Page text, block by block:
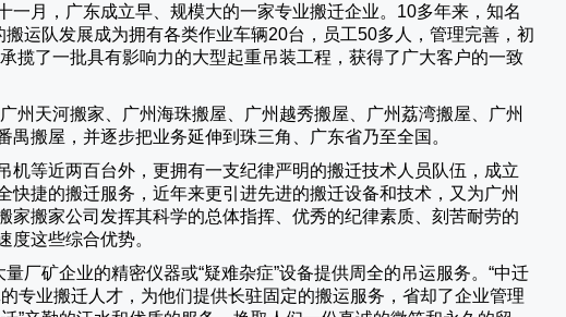
一月，广东成立早、规模大的一家专业搬迁企业。10多年来，知名
搬运队发展成为拥有各类作业车辆20台，员工50多人，管理完善，初
揽了一批具有影响力的大型起重吊装工程，获得了广大客户的一致
州天河搬家、广州海珠搬屋、广州越秀搬屋、广州荔湾搬屋、广州
搬屋，并逐步把业务延伸到珠三角、广东省乃至全国。
机等近两百台外，更拥有一支纪律严明的搬迁技术人员队伍，成立
快捷的搬迁服务，近年来更引进先进的搬迁设备和技术，又为广州
家搬家公司发挥其科学的总体指挥、优秀的纪律素质、刻苦耐劳的
度这些综合优势。
厂矿企业的精密仪器或“疑难杂症”设备提供周全的吊运服务。“中迁
专业搬迁人才，为他们提供长驻固定的搬运服务，省却了企业管理